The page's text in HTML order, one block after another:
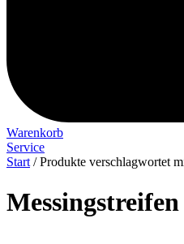
Warenkorb
Service
Start/ Produkte verschlagwortet
Messingstreifen